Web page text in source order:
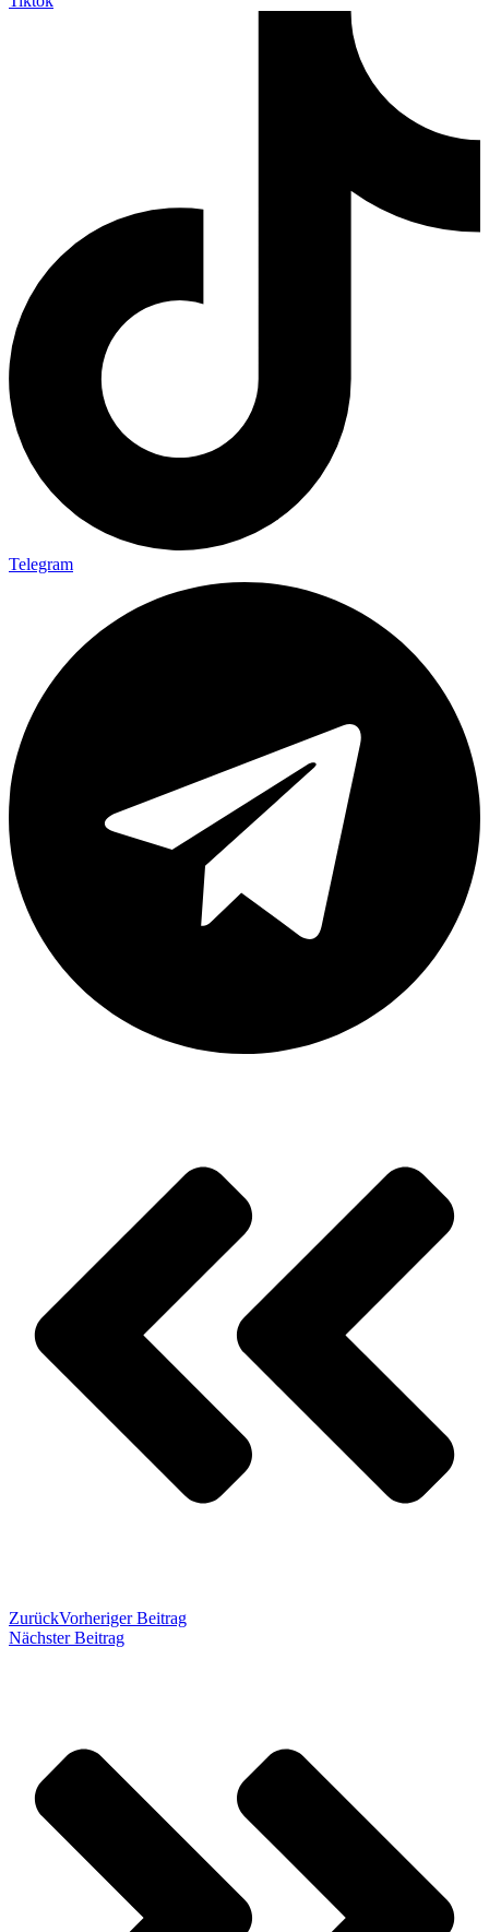
Telegram
ZurückVorheriger Beitrag
Nächster Beitrag